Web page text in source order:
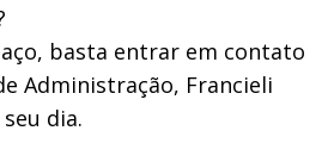
basta entrar em contato
Administração, Francieli
dia.